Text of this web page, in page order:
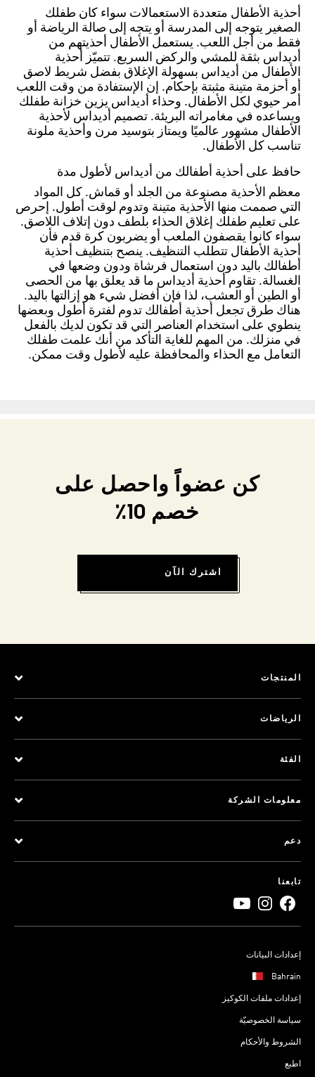
أحذية الأطفال متعددة الاستعمالات سواء كان طفلك
الصغير يتوجه إلى المدرسة أو يتجه إلى صالة الرياضة أو
فقط من أجل اللعب. يستعمل الأطفال أحذيتهم من
أديداس بثقة للمشي والركض السريع. تتميّز أحذية
الأطفال من أديداس بسهولة الإغلاق بفضل شريط لاصق
أو أحزمة متينة مثبتة بإحكام. إن الإستفادة من وقت اللعب
أمر حيوي لكل الأطفال. وحذاء أديداس يزين خزانة طفلك
ويساعده في مغامراته البريئة. تصميم أديداس لأحذية
الأطفال مشهور عالميًا ويمتاز بتوسيد مرن وأحذية ملونة
تناسب كل الأطفال.
حافظ على أحذية أطفالك من أديداس لأطول مدة
معظم الأحذية مصنوعة من الجلد أو قماش. كل المواد
التي صممت منها الأحذية متينة وتدوم لوقت أطول. إحرص
على تعليم طفلك إغلاق الحذاء بلطف دون إتلاف اللاصق.
سواء كانوا يقصفون الملعب أو يضربون كرة قدم فأن
أحذية الأطفال تتطلب التنظيف. ينصح بتنظيف أحذية
أطفالك باليد دون استعمال فرشاة ودون وضعها في
الغسالة. تقاوم أحذية أديداس ما قد يعلق بها من الحصى
أو الطين أو العشب، لذا فإن أفضل شيء هو إزالتها باليد.
هناك طرق تجعل أحذية أطفالك تدوم لفترة أطول وبعضها
ينطوي على استخدام العناصر التي قد تكون لديك بالفعل
في منزلك. من المهم للغاية التأكد من أنك علمت طفلك
التعامل مع الحذاء والمحافظة عليه لأطول وقت ممكن.
كن عضواً واحصل على
خصم 10٪
اشترك الآن
المنتجات
الرياضات
الفئة
معلومات الشركة
دعم
تابعنا
إعدادات البيانات
Bahrain
إعدادات ملفات الكوكيز
سياسة الخصوصيّة
الشروط والأحكام
اطبع